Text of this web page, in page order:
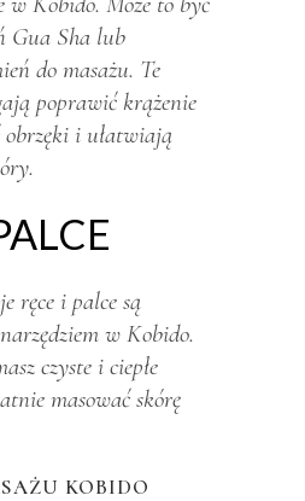
Gua Sha lub
do masażu. Te
poprawić krążenie
i ułatwiają
ręce i palce są
w Kobido.
czyste i ciepłe
masować skórę
KOBIDO